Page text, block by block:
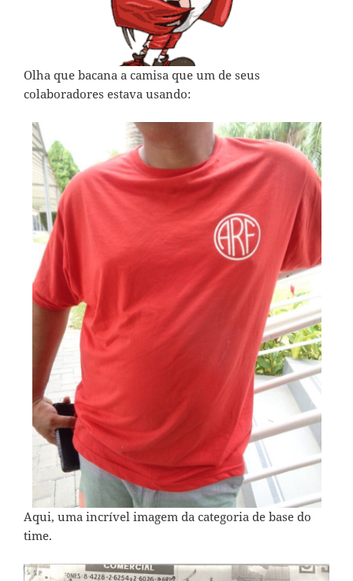
Olha que bacana a camisa que um de seus
colaboradores estava usando:
Aqui, uma incrível imagem da categoria de base do
time.